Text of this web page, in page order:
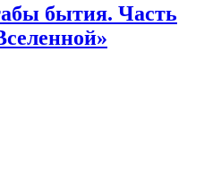
бытия. Часть